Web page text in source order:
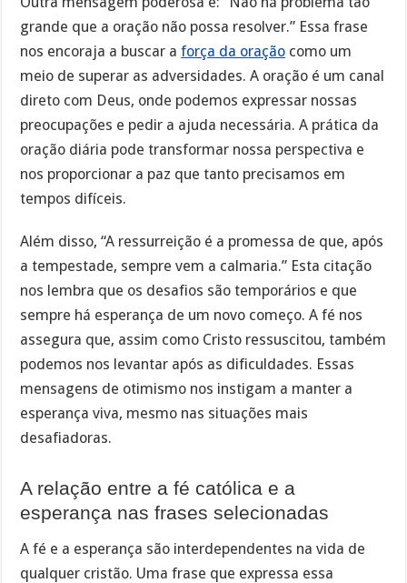
grande que a oração não possa resolver.” Essa frase
nos encoraja a buscar aforça da oração como um
meio de superar as adversidades. A oração é um canal
direto com Deus, onde podemos expressar nossas
preocupações e pedir a ajuda necessária. A prática da
oração diária pode transformar nossa perspectiva e
nos proporcionar a paz que tanto precisamos em
tempos difíceis.
Além disso, “A ressurreição é a promessa de que, após
a tempestade, sempre vem a calmaria.” Esta citação
nos lembra que os desafios são temporários e que
sempre há esperança de um novo começo. A fé nos
assegura que, assim como Cristo ressuscitou, também
podemos nos levantar após as dificuldades. Essas
mensagens de otimismo nos instigam a manter a
esperança viva, mesmo nas situações mais
desafiadoras.
A relação entre a fé católica e a
esperança nas frases selecionadas
A fé e a esperança são interdependentes na vida de
qualquer cristão. Uma frase que expressa essa